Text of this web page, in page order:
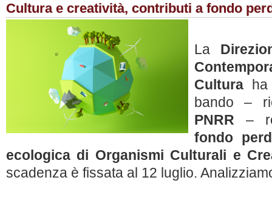
Cultura e creatività, contributi a fondo
La
Cultura ha
bando –
PNRR –
fondo
ecologica di Organismi Culturali e
scadenza è fissata al 12 luglio.